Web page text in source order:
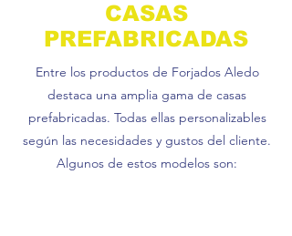
CASAS
PREFABRICADAS
Entre los productos de Forjados Aledo
destaca una amplia gama de casas
prefabricadas. Todas ellas personalizables
según las necesidades y gustos del cliente.
Algunos de estos modelos son: